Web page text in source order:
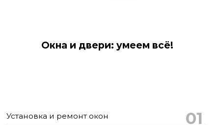
Окна и двери: умеем всё!